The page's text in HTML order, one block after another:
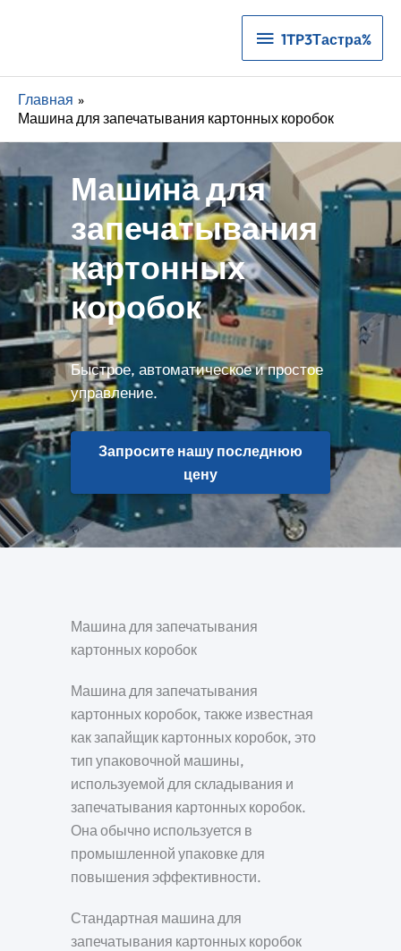
1TP3Тастра%
1TP3Тастра%
Главная
Машина для запечатывания картонных коробок
Машина для
запечатывания
картонных
коробок
Быстрое, автоматическое и простое
управление.
Запросите нашу последнюю
цену
Машина для запечатывания
картонных коробок
Машина для запечатывания
картонных коробок, также известная
как запайщик картонных коробок, это
тип упаковочной машины,
используемой для складывания и
запечатывания картонных коробок.
Она обычно используется в
промышленной упаковке для
повышения эффективности.
Стандартная машина для
запечатывания картонных коробок